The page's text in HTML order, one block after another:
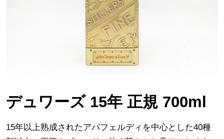
デュワーズ 15年 正規 700ml
15年以上熟成されたアバフェルディを中心とした40種